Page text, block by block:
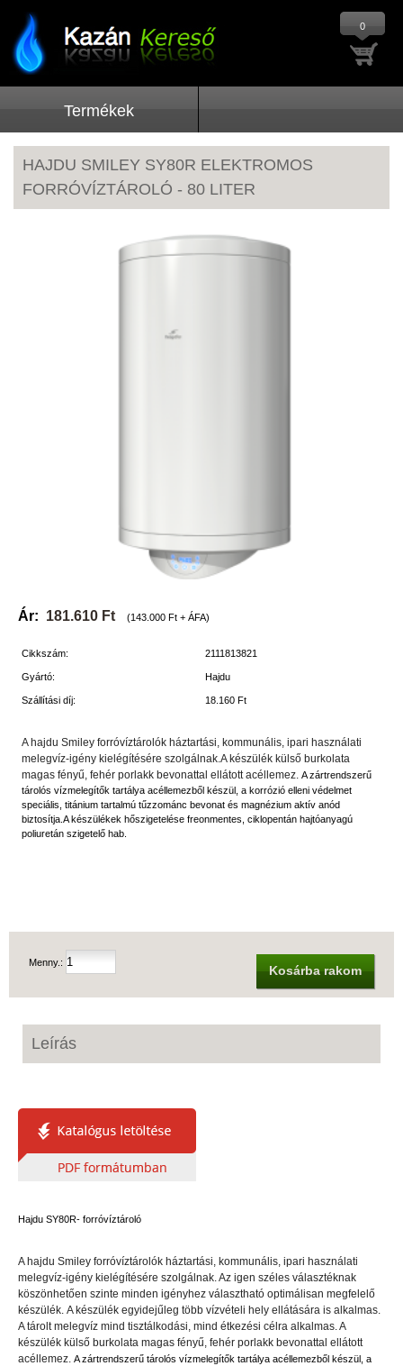
0
Termékek
HAJDU SMILEY SY80R ELEKTROMOS
FORRÓVÍZTÁROLÓ - 80 LITER
Ár: 181.610 Ft (143.000 Ft + ÁFA)
Cikkszám: 2111813821
Gyártó: Hajdu
Szállítási díj: 18.160 Ft
A hajdu Smiley forróvíztárolók háztartási, kommunális, ipari használati
melegvíz-igény kielégítésére szolgálnak.A készülék külső burkolata
magas fényű, fehér porlakk bevonattal ellátott acéllemez. A zártrendszerű
tárolós vízmelegítők tartálya acéllemezből készül, a korrózió elleni védelmet
speciális, titánium tartalmú tűzzománc bevonat és magnézium aktív anód
biztosítja.A készülékek hőszigetelése freonmentes, ciklopentán hajtóanyagú
poliuretán szigetelő hab.
Menny.:
Kosárba rakom
Leírás
Hajdu SY80R- forróvíztároló
A hajdu Smiley forróvíztárolók háztartási, kommunális, ipari használati
melegvíz-igény kielégítésére szolgálnak. Az igen széles választéknak
köszönhetően szinte minden igényhez választható optimálisan megfelelő
készülék. A készülék egyidejűleg több vízvételi hely ellátására is alkalmas.
A tárolt melegvíz mind tisztálkodási, mind étkezési célra alkalmas. A
készülék külső burkolata magas fényű, fehér porlakk bevonattal ellátott
acéllemez. A zártrendszerű tárolós vízmelegítők tartálya acéllemezből készül, a